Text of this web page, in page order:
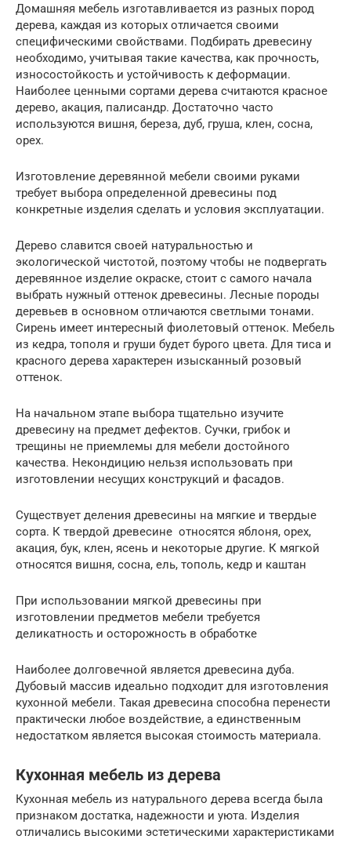
Домашняя мебель изготавливается из разных пород
дерева, каждая из которых отличается своими
специфическими свойствами. Подбирать древесину
необходимо, учитывая такие качества, как прочность,
износостойкость и устойчивость к деформации.
Наиболее ценными сортами дерева считаются красное
дерево, акация, палисандр. Достаточно часто
используются вишня, береза, дуб, груша, клен, сосна,
орех.
Изготовление деревянной мебели своими руками
требует выбора определенной древесины под
конкретные изделия сделать и условия эксплуатации.
Дерево славится своей натуральностью и
экологической чистотой, поэтому чтобы не подвергать
деревянное изделие окраске, стоит с самого начала
выбрать нужный оттенок древесины. Лесные породы
деревьев в основном отличаются светлыми тонами.
Сирень имеет интересный фиолетовый оттенок. Мебель
из кедра, тополя и груши будет бурого цвета. Для тиса и
красного дерева характерен изысканный розовый
оттенок.
На начальном этапе выбора тщательно изучите
древесину на предмет дефектов. Сучки, грибок и
трещины не приемлемы для мебели достойного
качества. Некондицию нельзя использовать при
изготовлении несущих конструкций и фасадов.
Существует деления древесины на мягкие и твердые
сорта. К твердой древесине относятся яблоня, орех,
акация, бук, клен, ясень и некоторые другие. К мягкой
относятся вишня, сосна, ель, тополь, кедр и каштан
При использовании мягкой древесины при
изготовлении предметов мебели требуется
деликатность и осторожность в обработке
Наиболее долговечной является древесина дуба.
Дубовый массив идеально подходит для изготовления
кухонной мебели. Такая древесина способна перенести
практически любое воздействие, а единственным
недостатком является высокая стоимость материала.
Кухонная мебель из дерева
Кухонная мебель из натурального дерева всегда была
признаком достатка, надежности и уюта. Изделия
отличались высокими эстетическими характеристиками